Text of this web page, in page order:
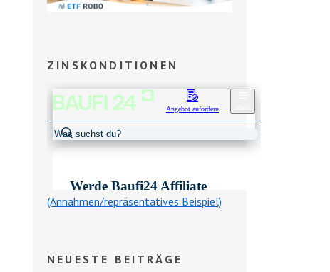
ZINSKONDITIONEN
(Annahmen/repräsentatives Beispiel)
NEUESTE BEITRÄGE